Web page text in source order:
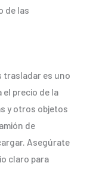
de las
trasladar es uno
precio de la
y otros objetos
de
Asegúrate
claro para